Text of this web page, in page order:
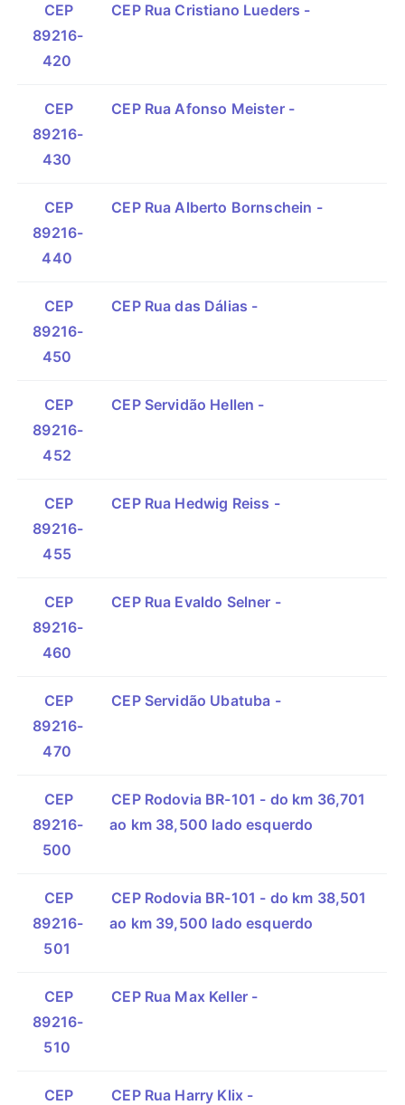
CEP
89216-
420
CEP Rua Cristiano Lueders -
CEP
89216-
430
CEP Rua Afonso Meister -
CEP
89216-
440
CEP Rua Alberto Bornschein -
CEP
89216-
450
CEP Rua das Dálias -
CEP
89216-
452
CEP Servidão Hellen -
CEP
89216-
455
CEP Rua Hedwig Reiss -
CEP
89216-
460
CEP Rua Evaldo Selner -
CEP
89216-
470
CEP Servidão Ubatuba -
CEP
89216-
500
CEP Rodovia BR-101 - do km 36,701
ao km 38,500 lado esquerdo
CEP
89216-
501
CEP Rodovia BR-101 - do km 38,501
ao km 39,500 lado esquerdo
CEP
89216-
510
CEP Rua Max Keller -
CEP
CEP Rua Harry Klix -